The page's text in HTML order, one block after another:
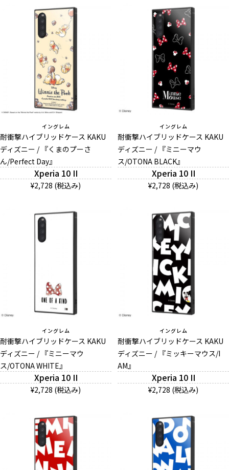
イングレム
耐衝撃ハイブリッドケース KAKU
ディズニー / 『くまのプーさ
ん/Perfect Day』
Xperia 10 II
¥2,728 (税込み)
イングレム
耐衝撃ハイブリッドケース KAKU
ディズニー / 『ミニーマウ
ス/OTONA BLACK』
Xperia 10 II
¥2,728 (税込み)
イングレム
耐衝撃ハイブリッドケース KAKU
ディズニー / 『ミニーマウ
ス/OTONA WHITE』
Xperia 10 II
¥2,728 (税込み)
イングレム
耐衝撃ハイブリッドケース KAKU
ディズニー / 『ミッキーマウス/I
AM』
Xperia 10 II
¥2,728 (税込み)